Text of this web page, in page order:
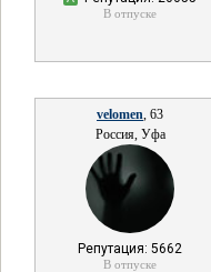
В отпуске
velomen, 63
Россия, Уфа
Репутация: 5662
В отпуске